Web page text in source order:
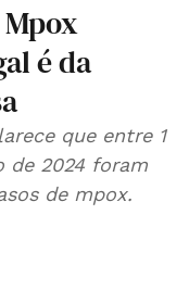
é da
que entre 1
de 2024 foram
de mpox.